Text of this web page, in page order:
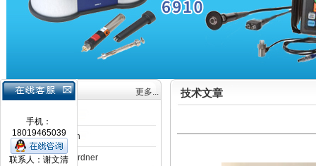
手机：
18019465039
联系人：谢文清
产品目录 更多...
涂膜机
德国Erichsen
德国BYK-Gardner
技术文章